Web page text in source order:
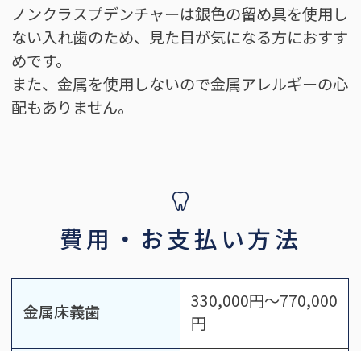
ノンクラスプデンチャーは銀色の留め具を使用し
ない入れ歯のため、見た目が気になる方におすす
めです。
また、金属を使用しないので金属アレルギーの心
配もありません。
費用・お支払い方法
金属床義歯
330,000円～770,000
円